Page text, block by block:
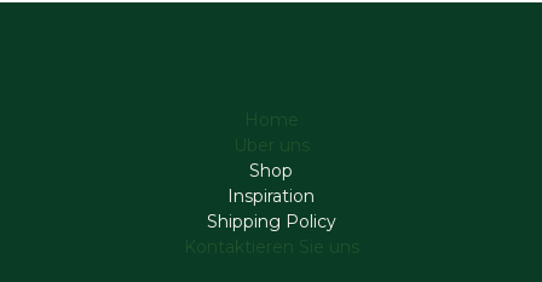
Home
Über uns
Shop
Inspiration
Shipping Policy
Kontaktieren Sie uns